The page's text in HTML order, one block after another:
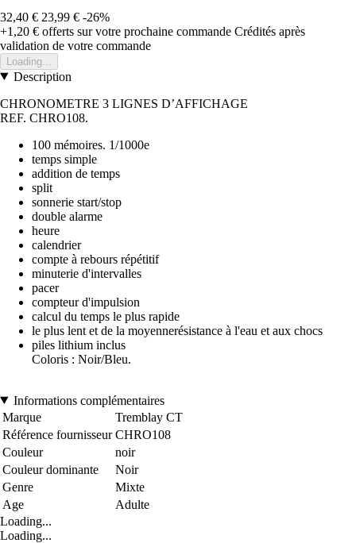
32,40 € 23,99 € -26%
+1,20 € offerts sur votre prochaine commande Crédités après
validation de votre commande
Loading...
Description
CHRONOMETRE 3 LIGNES D’AFFICHAGE
REF. CHRO108.
100 mémoires. 1/1000e
temps simple
addition de temps
split
sonnerie start/stop
double alarme
heure
calendrier
compte à rebours répétitif
minuterie d'intervalles
pacer
compteur d'impulsion
calcul du temps le plus rapide
le plus lent et de la moyennerésistance à l'eau et aux chocs
piles lithium inclus
Coloris : Noir/Bleu.
Informations complémentaires
Marque
Tremblay CT
Référence fournisseur CHRO108
Couleur
noir
Couleur dominante
Noir
Genre
Mixte
Age
Adulte
Loading...
Loading...